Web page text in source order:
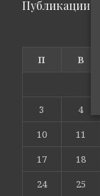
Публикации
П В
3
4
10
11
17
18
24
25